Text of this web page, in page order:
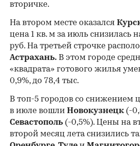
вторичке.
На втором месте оказался
цена 1 кв. м за июль снизилась
руб. На третьей строчке
Астрахань. В этом городе
«квадрата» готового жилья
0,9%, до 78,4 тыс.
В топ-5 городов со снижением
в июле вошли Новокузнецк (-
Севастополь (-0,5%). Цены на
второй месяц лета снизились